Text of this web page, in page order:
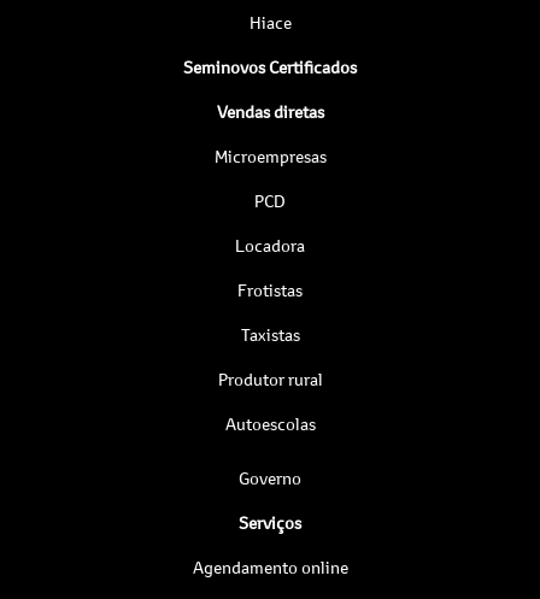
Hiace
Seminovos Certificados
Vendas diretas
Microempresas
PCD
Locadora
Frotistas
Taxistas
Produtor rural
Autoescolas
Governo
Serviços
Agendamento online